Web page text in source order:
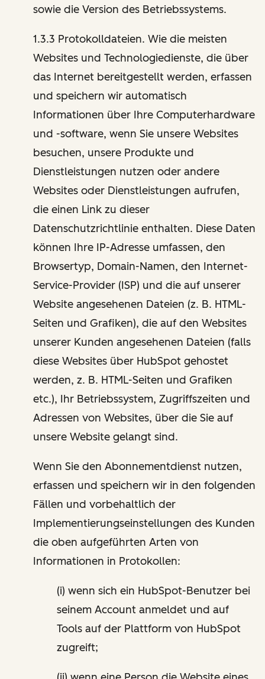
sowie die Version des Betriebssystems.
1.3.3 Protokolldateien. Wie die meisten
Websites und Technologiedienste, die über
das Internet bereitgestellt werden, erfassen
und speichern wir automatisch
Informationen über Ihre Computerhardware
und -software, wenn Sie unsere Websites
besuchen, unsere Produkte und
Dienstleistungen nutzen oder andere
Websites oder Dienstleistungen aufrufen,
die einen Link zu dieser
Datenschutzrichtlinie enthalten. Diese Daten
können Ihre IP-Adresse umfassen, den
Browsertyp, Domain-Namen, den Internet-
Service-Provider (ISP) und die auf unserer
Website angesehenen Dateien (z. B. HTML-
Seiten und Grafiken), die auf den Websites
unserer Kunden angesehenen Dateien (falls
diese Websites über HubSpot gehostet
werden, z. B. HTML-Seiten und Grafiken
etc.), Ihr Betriebssystem, Zugriffszeiten und
Adressen von Websites, über die Sie auf
unsere Website gelangt sind.
Wenn Sie den Abonnementdienst nutzen,
erfassen und speichern wir in den folgenden
Fällen und vorbehaltlich der
Implementierungseinstellungen des Kunden
die oben aufgeführten Arten von
Informationen in Protokollen:
(i) wenn sich ein HubSpot-Benutzer bei
seinem Account anmeldet und auf
Tools auf der Plattform von HubSpot
zugreift;